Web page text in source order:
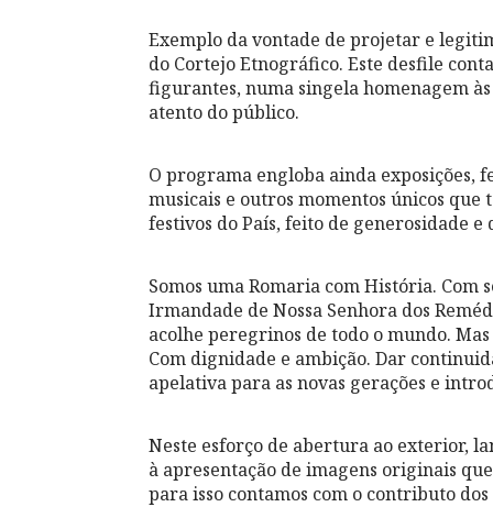
Exemplo da vontade de projetar e
do Cortejo Etnográfico. Este desfile
figurantes, numa singela homenagem
atento do público.
O programa engloba ainda exposições,
musicais e outros momentos únicos
festivos do País, feito de generosidade e
Somos uma Romaria com História. Com
Irmandade de Nossa Senhora dos
acolhe peregrinos de todo o mundo.
Com dignidade e ambição. Dar
apelativa para as novas gerações e
Neste esforço de abertura ao exterior,
à apresentação de imagens originais
para isso contamos com o contributo dos